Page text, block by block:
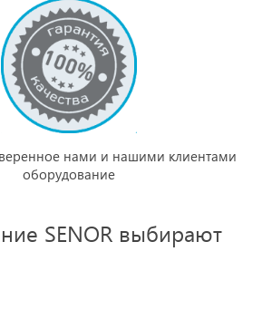
нами и нашими клиентами
оборудование
SENOR выбирают